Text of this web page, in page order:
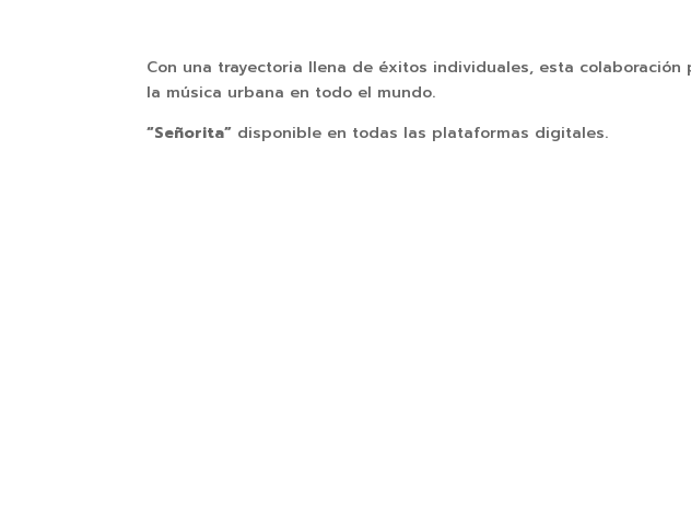
Con una trayectoria llena de éxitos individuales, esta
la música urbana en todo el mundo.
“Señorita” disponible en todas las plataformas digitales.